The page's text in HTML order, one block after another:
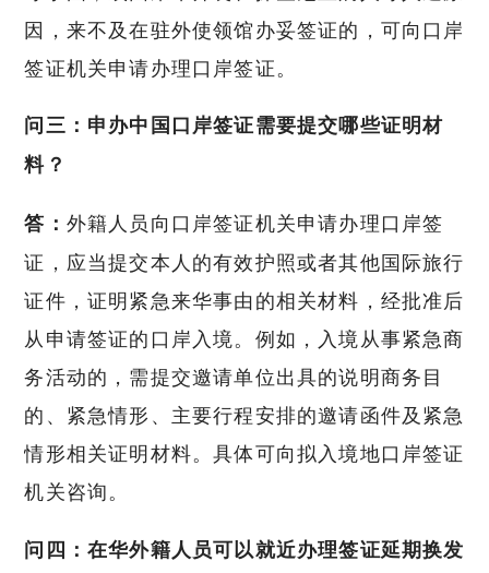
因，来不及在驻外使领馆办妥签证的，可向口岸
签证机关申请办理口岸签证。
问三：申办中国口岸签证需要提交哪些证明材
料？
答： 外籍人员向口岸签证机关申请办理口岸签
证，应当提交本人的有效护照或者其他国际旅行
证件，证明紧急来华事由的相关材料，经批准后
从申请签证的口岸入境。例如，入境从事紧急商
务活动的，需提交邀请单位出具的说明商务目
的、紧急情形、主要行程安排的邀请函件及紧急
情形相关证明材料。具体可向拟入境地口岸签证
机关咨询。
问四：在华外籍人员可以就近办理签证延期换发